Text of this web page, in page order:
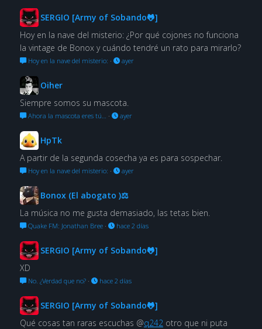
SERGIO [Army of Sobando🐸]
Hoy en la nave del misterio: ¿Por qué cojones no funciona
la vintage de Bonox y cuándo tendré un rato para mirarlo?
Hoy en la nave del misterio: · ayer
Oiher
Siempre somos su mascota.
Ahora la mascota eres tú… · ayer
HpTk
A partir de la segunda cosecha ya es para sospechar.
Hoy en la nave del misterio: · ayer
Bonox (El abogato )⚖
La música no me gusta demasiado, las tetas bien.
Quake FM: Jonathan Bree· hace 2 días
SERGIO [Army of Sobando🐸]
XD
No. ¿Verdad que no?· hace 2 días
SERGIO [Army of Sobando🐸]
Qué cosas tan raras escuchas @q242 otro que ni puta